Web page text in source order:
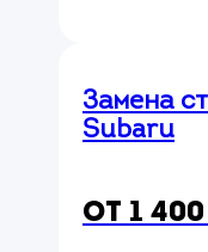
Замена
Subaru
от 1